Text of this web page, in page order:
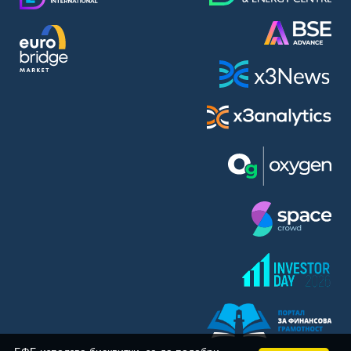
BASF SE (BAS)
Bayer AG (BAYN)
Bayerische Motoren Werke AG (BMW)
BE Semiconductor Industries N.V. (BSI)
Capital One Financial Corp. (CFX)